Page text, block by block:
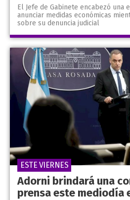
El Jefe de Gabinete encabezó una
anunciar medidas económicas
sobre su denuncia judicial
Adorni brindará una
prensa este mediodía
ESTE VIERNES